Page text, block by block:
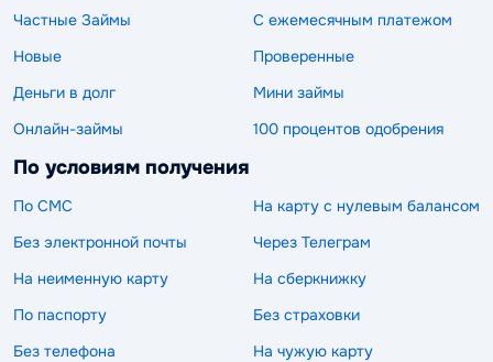
Частные Займы
С ежемесячным платежом
Новые
Проверенные
Деньги в долг
Мини займы
Онлайн-займы
100 процентов одобрения
По условиям получения
По СМС
На карту с нулевым балансом
Без электронной почты
Через Телеграм
На неименную карту
На сберкнижку
По паспорту
Без страховки
Без телефона
На чужую карту